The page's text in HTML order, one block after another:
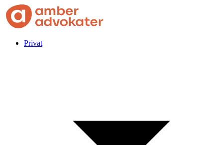
Privat